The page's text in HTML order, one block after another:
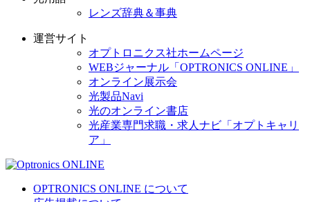
レンズ辞典＆事典
運営サイト
オプトロニクス社ホームページ
WEBジャーナル「OPTRONICS ONLINE」
オンライン展示会
光製品Navi
光のオンライン書店
光産業専門求職・求人ナビ「オプトキャリ
ア」
OPTRONICS ONLINE について